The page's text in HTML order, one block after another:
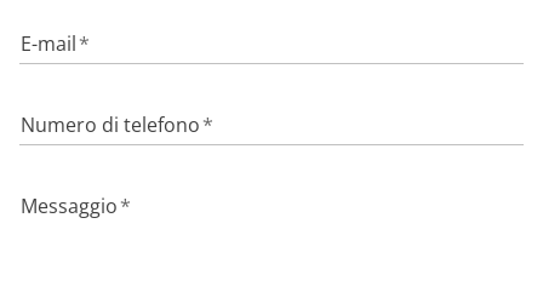
E-mail*
Numero di telefono*
Messaggio*